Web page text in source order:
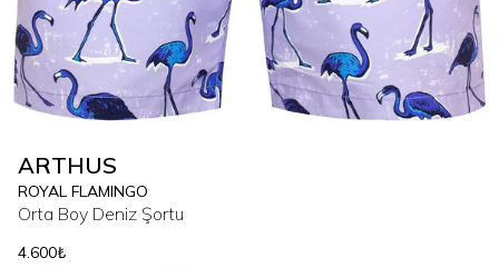
ARTHUS
ROYAL FLAMINGO
Orta Boy Deniz Şortu
4.600₺